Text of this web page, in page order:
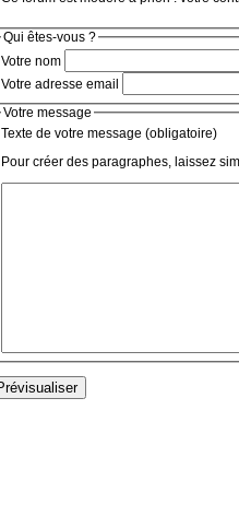
Qui êtes-vous ?
Votre nom
Votre adresse email
Votre message
Texte de votre message (obligatoire)
Pour créer des paragraphes, laissez